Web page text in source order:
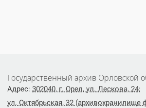
Государственный архив Орловской
Адрес: 302040, г. Орел, ул. Лескова, 24;
ул. Октябрьская, 32